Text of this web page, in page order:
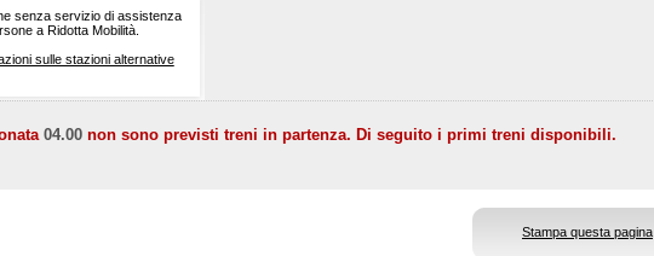
senza servizio di assistenza
a Ridotta Mobilità.
sulle stazioni alternative
04.00 non sono previsti treni in partenza. Di seguito i primi treni disponibili.
Stampa questa pagina